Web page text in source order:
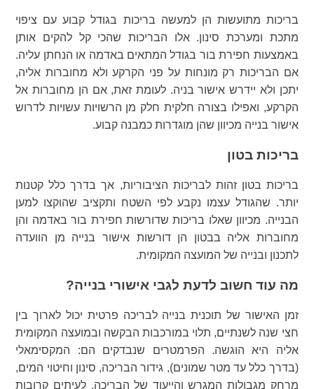
בריכות מתועשות הן למעשה בריכות בגודל קבוע עם ציפוי
מתכת ומערכת סינון. אלו הבריכות שהכי קל להקים אותן
באמצעות חפירת בור בגודל המתאים באדמה או הנחתן עליה.
אם הבריכות רק מונחות על פני הקרקע ולא מחוברות אליה,
יתכן ולא יידרש אישור בניה. לעומת זאת, אם הן מחוברות אל
הקרקע, ואפילו בצורה חלקית חלק מן הרשויות עשויות לדרוש
אישור בנייה מכיוון שהן מוגדרות כמבנה קבוע.
בריכות בטון
בריכות בטון זהות לבריכות הציבוריות, אך בדרך כלל קטנות
יותר. שהגודל עצמו נקבע לפי השטח ותקציב שהוקצו למען
הבנייה. מכיוון שאלו בריכות שדורשות חפירת בור באדמה והן
מחוברות אליה בבטון הן דורשות אישור בנייה מן הוועדה
לתכנון ובנייה של המועצה המקומית.
מה עוד חשוב לדעת לגבי אישורי בנייה?
זמן האישור של תוכנית בנייה לבריכה פרטית יכול לארוך בין
חצי שנה לשנתיים, תלוי במורכבות הבקשה ובמועצה המקומית
אליה היא הוגשה. הפרמטרים שנבדקים הם: המקסימאלי
(בדרך כלל עד מטר שמונים), גידור הבריכה, סינון וחיטוי המים,
מרחק מגבולות המגרש והייעוד של הבריכה. לעיתים קרובות